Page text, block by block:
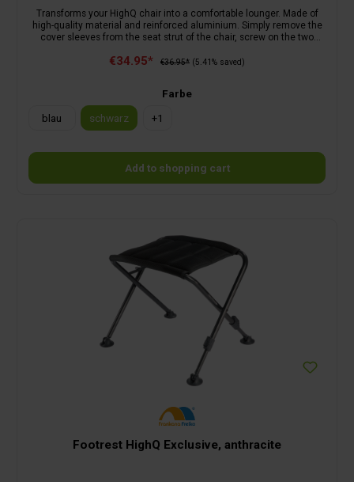
Transforms your HighQ chair into a comfortable lounger. Made of
high-quality material and reinforced aluminium. Simply remove the
cover sleeves from the seat strut of the chair, screw on the two
for the camping chair HighQ Comfortable XL.
€34.95* €36.95* (5.41% saved)
Farbe
blau
schwarz +1
Add to shopping cart
Footrest HighQ Exclusive, anthracite